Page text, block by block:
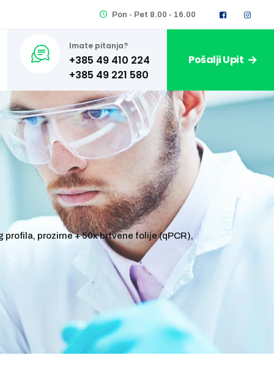
Pon - Pet 8.00 - 16.00
Imate pitanja?
+385 49 410 224 Pošalji Upit
prozirne + 50x brtvene folije (qPCR),